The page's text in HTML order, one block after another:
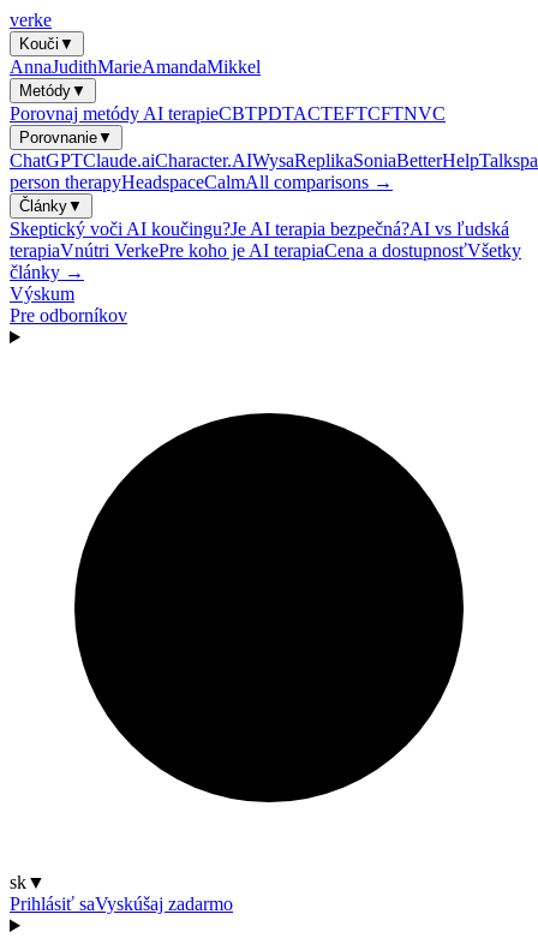
verke
Kouči ▼
AnnaJudithMarieAmandaMikkel
Metódy▼
Porovnaj metódy AI terapieCBTPDTACTEFTCFTNVC
Porovnanie▼
ChatGPTClaude.aiCharacter.AIWysaReplikaSoniaBetterHelp
person therapyHeadspaceCalmAll comparisons →
Články▼
Skeptický voči AI koučingu?Je AI terapia bezpečná?AI vs ľudská
terapiaVnútri VerkePre koho je AI terapiaCena a dostupnosťVšetky
články →
Výskum
Pre odborníkov
sk▼
Prihlásiť saVyskúšaj zadarmo